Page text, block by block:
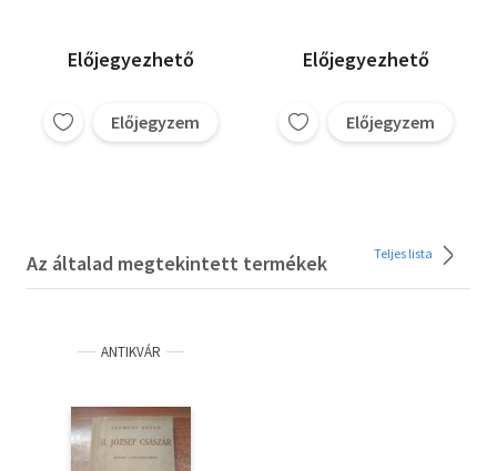
Előjegyezhető
Előjegyzem
Krúdy Gyula
Ruffy Péter
Szilágyi Sándor
Előjegyezhető
Előjegyzem
Az általad megtekintett termékek Teljes lista
ANTIKVÁR